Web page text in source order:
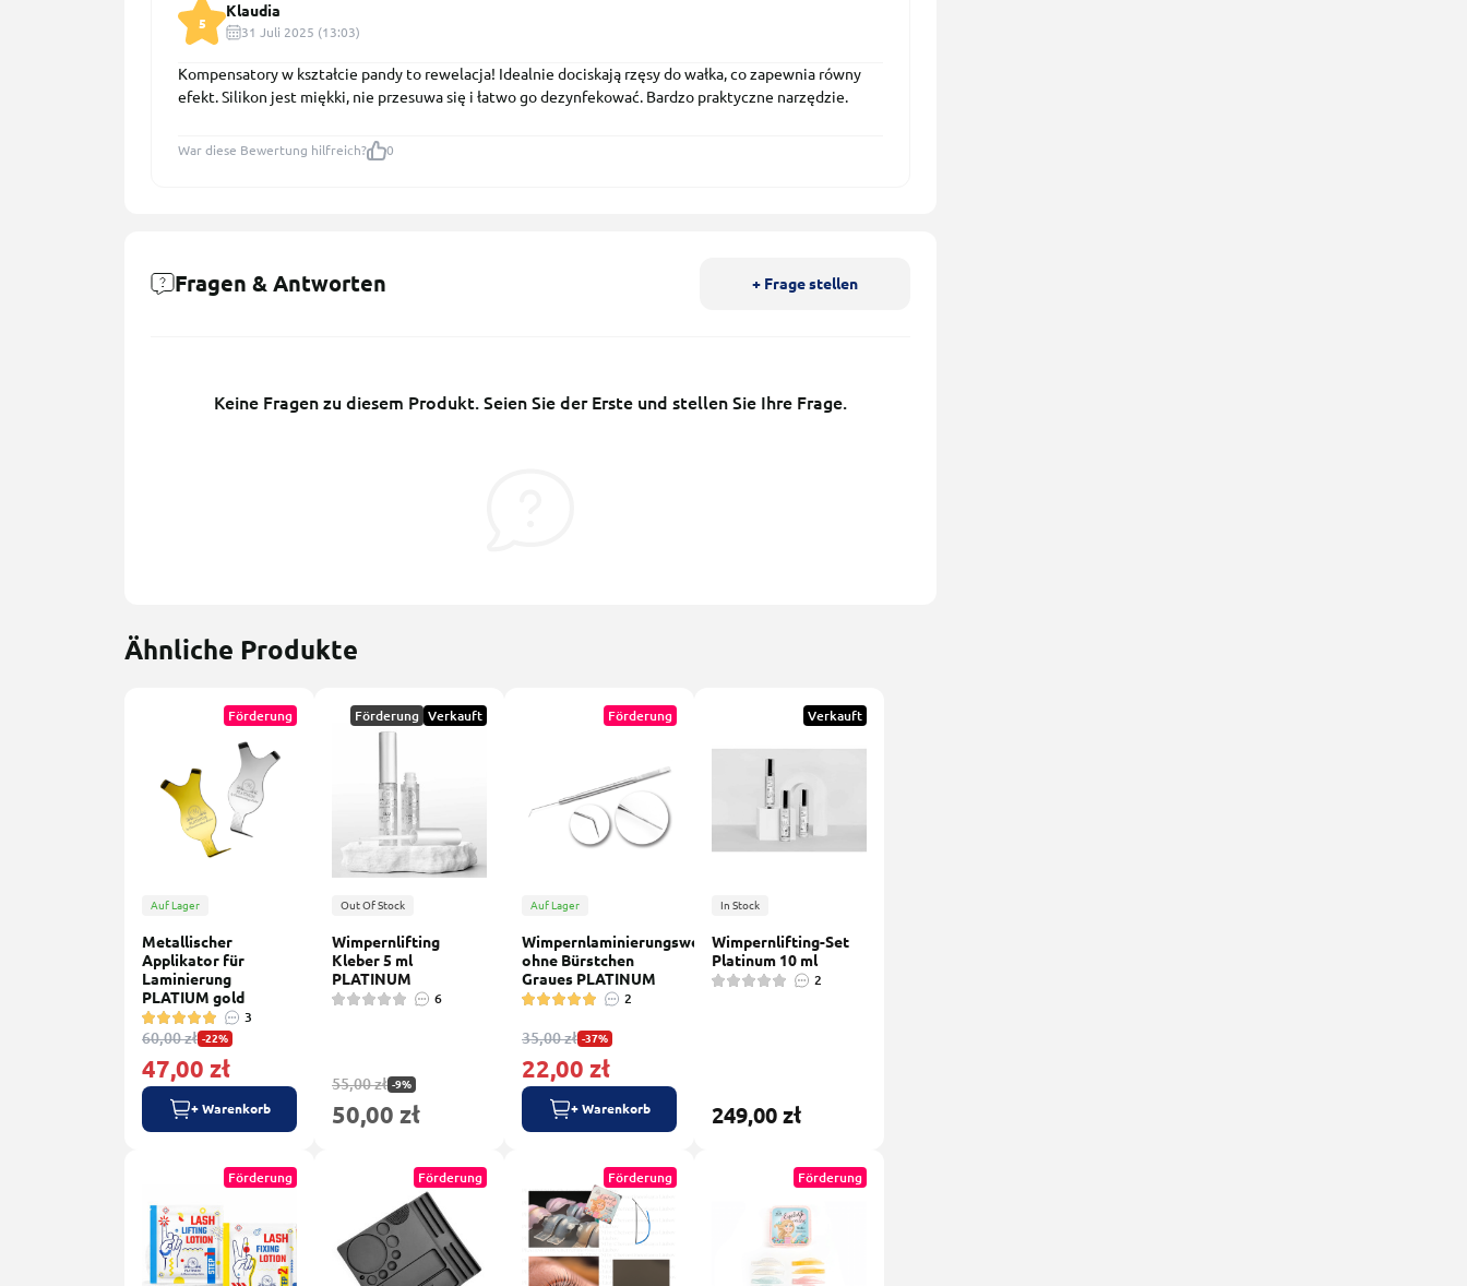
5
Klaudia
31 Juli 2025 (13:03)
Kompensatory w kształcie pandy to rewelacja! Idealnie dociskają rzęsy do wałka, co zapewnia równy
efekt. Silikon jest miękki, nie przesuwa się i łatwo go dezynfekować. Bardzo praktyczne narzędzie.
War diese Bewertung hilfreich? 0
Fragen & Antworten + Frage stellen
Keine Fragen zu diesem Produkt. Seien Sie der Erste und stellen Sie Ihre Frage.
Ähnliche Produkte
Förderung
Auf Lager
Metallischer
Applikator für
Laminierung
PLATIUM gold
3
60,00 zł -22%
47,00 zł
+ Warenkorb
Förderung Verkauft
Out Of Stock
Wimpernlifting
Kleber 5 ml
PLATINUM
6
55,00 zł -9%
50,00 zł
Förderung
Auf Lager
Wimpernlaminierungswerkzeug
ohne Bürstchen
Graues PLATINUM
2
35,00 zł -37%
22,00 zł
+ Warenkorb
Verkauft
In Stock
Wimpernlifting-Set
Platinum 10 ml
2
249,00 zł
Förderung Förderung Förderung Förderung